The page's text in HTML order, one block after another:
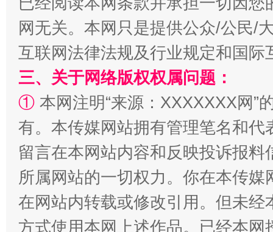
全民健身五年计划来了！等你上场
阿坝州三大球赛在茂县开幕 规模
网无关。本网只是提供公众/公民/
互联网法律法规及行业规定和国
三、关于网络版权权属问题：
① 本网注明“来源：XXXXXXX网”
有。本传媒网站拥有管理笔名和
留言在本网站内容和反映投诉报
所属网站的一切权力。你在本传
在网站内转载或修改引用。但未
方式使用本网上述作品。已经本